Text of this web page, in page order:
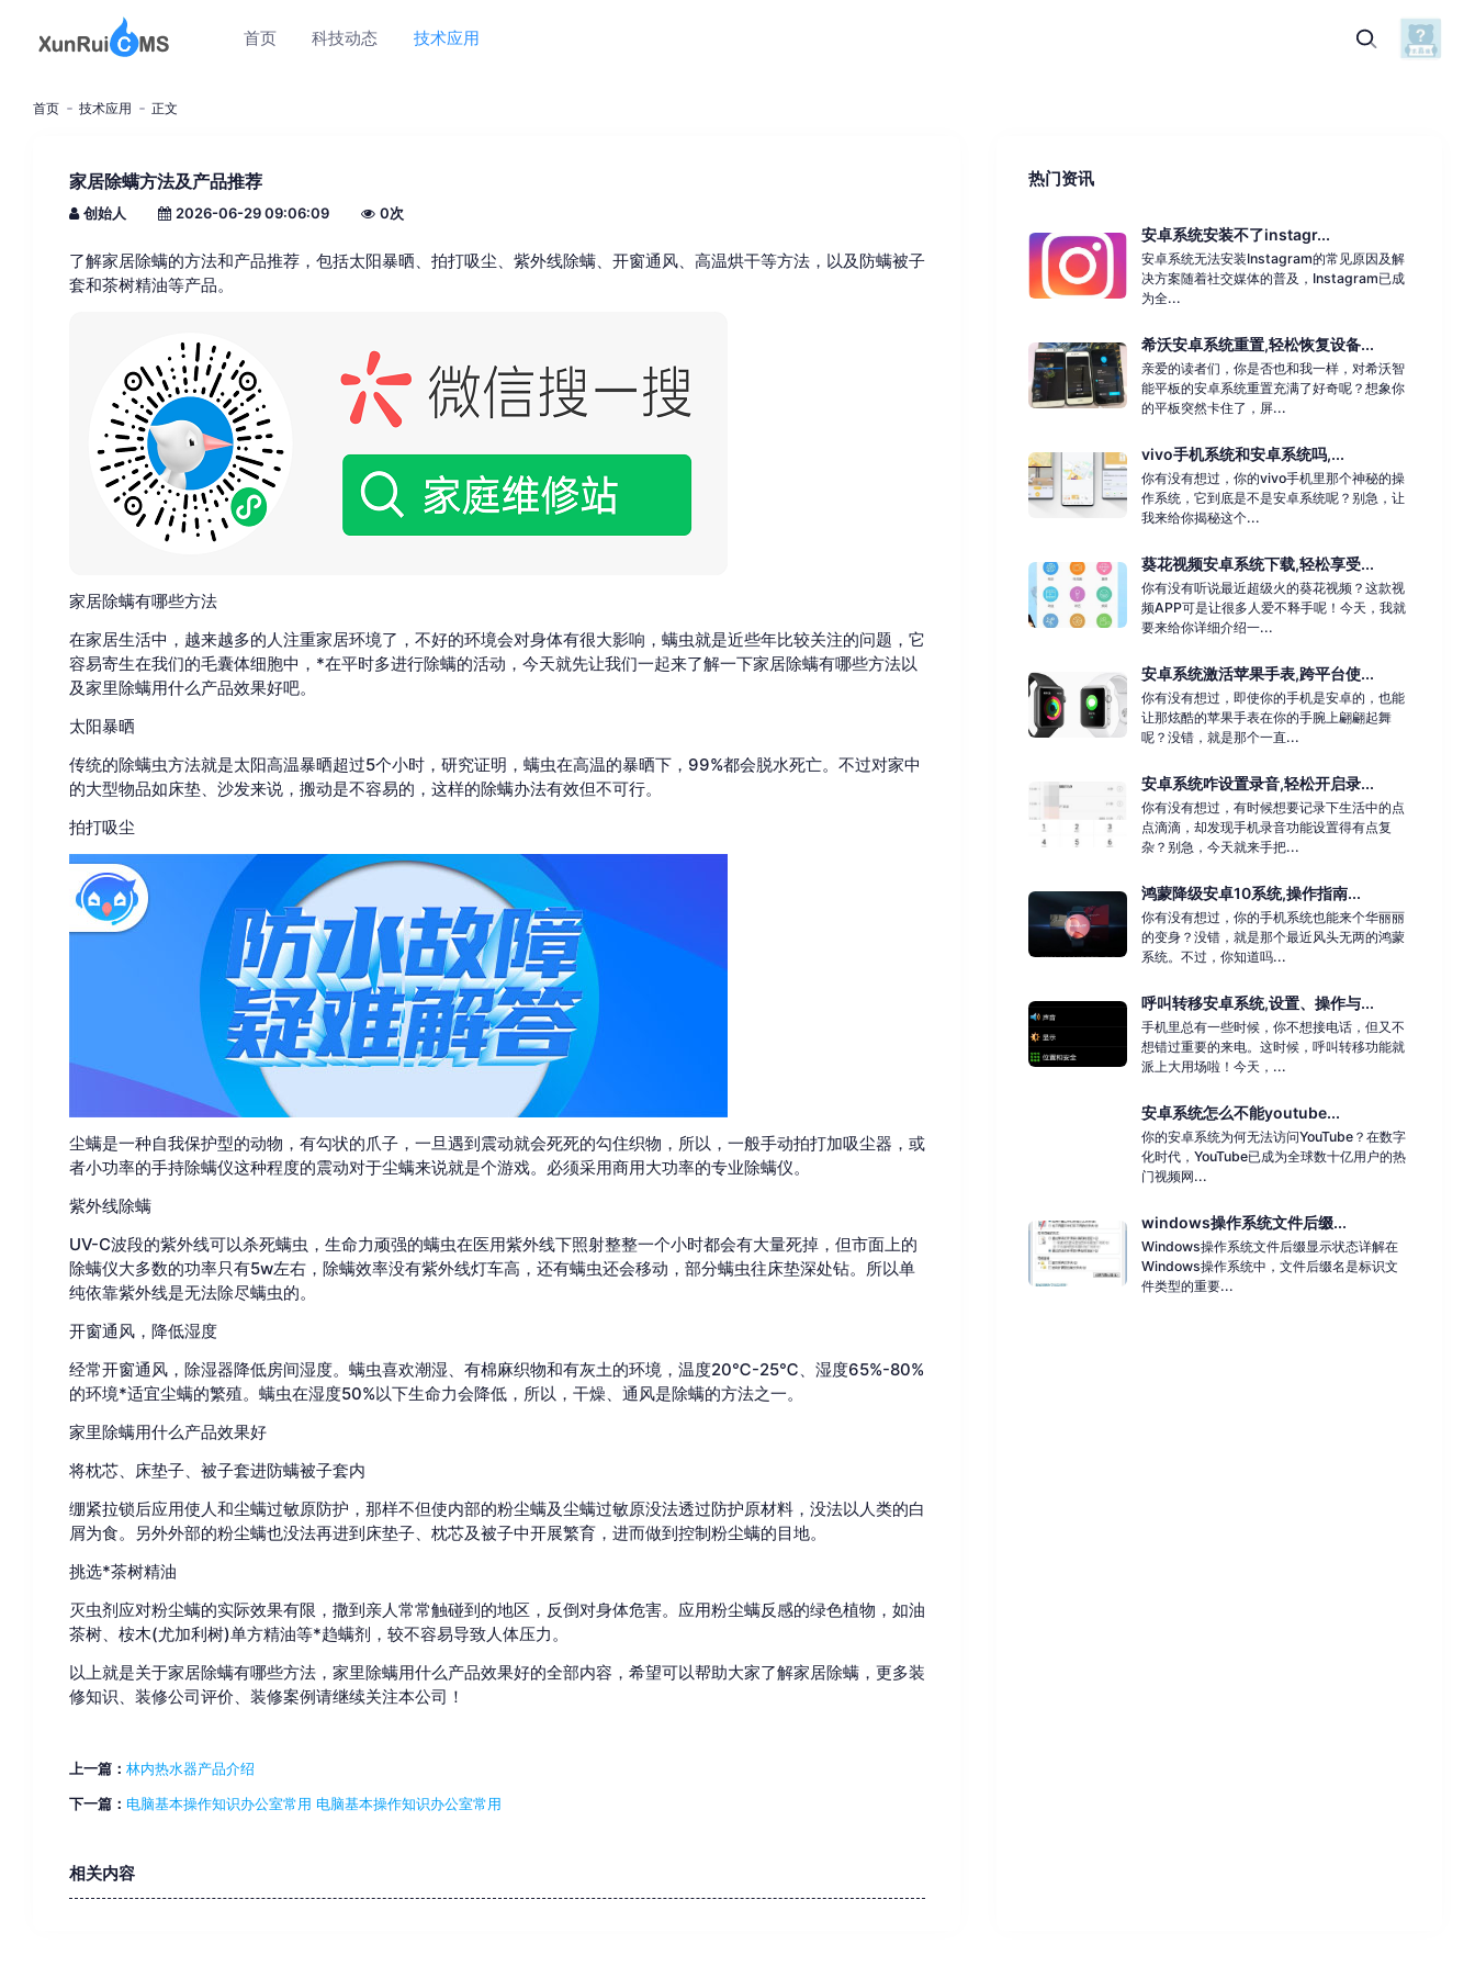
首页 科技动态 技术应用
首页 技术应用 正文
家居除螨方法及产品推荐
创始人 2026-06-29 09:06:09 0次
了解家居除螨的方法和产品推荐，包括太阳暴晒、拍打吸尘、紫外线除螨、开窗通风、高温烘干等方法，以及防螨被子
套和茶树精油等产品。
家居除螨有哪些方法
在家居生活中，越来越多的人注重家居环境了，不好的环境会对身体有很大影响，螨虫就是近些年比较关注的问题，它
容易寄生在我们的毛囊体细胞中，*在平时多进行除螨的活动，今天就先让我们一起来了解一下家居除螨有哪些方法以
及家里除螨用什么产品效果好吧。
太阳暴晒
传统的除螨虫方法就是太阳高温暴晒超过5个小时，研究证明，螨虫在高温的暴晒下，99%都会脱水死亡。不过对家中
的大型物品如床垫、沙发来说，搬动是不容易的，这样的除螨办法有效但不可行。
拍打吸尘
尘螨是一种自我保护型的动物，有勾状的爪子，一旦遇到震动就会死死的勾住织物，所以，一般手动拍打加吸尘器，或
者小功率的手持除螨仪这种程度的震动对于尘螨来说就是个游戏。必须采用商用大功率的专业除螨仪。
紫外线除螨
UV-C波段的紫外线可以杀死螨虫，生命力顽强的螨虫在医用紫外线下照射整整一个小时都会有大量死掉，但市面上的
除螨仪大多数的功率只有5w左右，除螨效率没有紫外线灯车高，还有螨虫还会移动，部分螨虫往床垫深处钻。所以单
纯依靠紫外线是无法除尽螨虫的。
开窗通风，降低湿度
经常开窗通风，除湿器降低房间湿度。螨虫喜欢潮湿、有棉麻织物和有灰土的环境，温度20℃-25℃、湿度65%-80%
的环境*适宜尘螨的繁殖。螨虫在湿度50%以下生命力会降低，所以，干燥、通风是除螨的方法之一。
家里除螨用什么产品效果好
将枕芯、床垫子、被子套进防螨被子套内
绷紧拉锁后应用使人和尘螨过敏原防护，那样不但使内部的粉尘螨及尘螨过敏原没法透过防护原材料，没法以人类的白
屑为食。另外外部的粉尘螨也没法再进到床垫子、枕芯及被子中开展繁育，进而做到控制粉尘螨的目地。
挑选*茶树精油
灭虫剂应对粉尘螨的实际效果有限，撒到亲人常常触碰到的地区，反倒对身体危害。应用粉尘螨反感的绿色植物，如油
茶树、桉木(尤加利树)单方精油等*趋螨剂，较不容易导致人体压力。
以上就是关于家居除螨有哪些方法，家里除螨用什么产品效果好的全部内容，希望可以帮助大家了解家居除螨，更多装
修知识、装修公司评价、装修案例请继续关注本公司！
上一篇： 林内热水器产品介绍
下一篇： 电脑基本操作知识办公室常用 电脑基本操作知识办公室常用
相关内容
热门资讯
安卓系统安装不了instagr...
安卓系统无法安装Instagram的常见原因及解
决方案随着社交媒体的普及，Instagram已成
为全...
希沃安卓系统重置,轻松恢复设备...
亲爱的读者们，你是否也和我一样，对希沃智
能平板的安卓系统重置充满了好奇呢？想象你
的平板突然卡住了，屏...
vivo手机系统和安卓系统吗,...
你有没有想过，你的vivo手机里那个神秘的操
作系统，它到底是不是安卓系统呢？别急，让
我来给你揭秘这个...
葵花视频安卓系统下载,轻松享受...
你有没有听说最近超级火的葵花视频？这款视
频APP可是让很多人爱不释手呢！今天，我就
要来给你详细介绍一...
安卓系统激活苹果手表,跨平台使...
你有没有想过，即使你的手机是安卓的，也能
让那炫酷的苹果手表在你的手腕上翩翩起舞
呢？没错，就是那个一直...
安卓系统咋设置录音,轻松开启录...
你有没有想过，有时候想要记录下生活中的点
点滴滴，却发现手机录音功能设置得有点复
杂？别急，今天就来手把...
鸿蒙降级安卓10系统,操作指南...
你有没有想过，你的手机系统也能来个华丽丽
的变身？没错，就是那个最近风头无两的鸿蒙
系统。不过，你知道吗...
呼叫转移安卓系统,设置、操作与...
手机里总有一些时候，你不想接电话，但又不
想错过重要的来电。这时候，呼叫转移功能就
派上大用场啦！今天，...
安卓系统怎么不能youtube...
你的安卓系统为何无法访问YouTube？在数字
化时代，YouTube已成为全球数十亿用户的热
门视频网...
windows操作系统文件后缀...
Windows操作系统文件后缀显示状态详解在
Windows操作系统中，文件后缀名是标识文
件类型的重要...